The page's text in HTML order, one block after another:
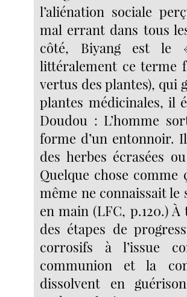
l’aliénation sociale
mal errant dans tous
côté, Biyang est le
littéralement ce terme
vertus des plantes), qui
plantes médicinales, il
Doudou : L’homme
forme d’un entonnoir.
des herbes écrasées
Quelque chose
même ne connaissait le
en main (LFC, p.120.)
des étapes de
corrosifs à l’issue
communion et la
dissolvent en